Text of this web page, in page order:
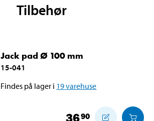
Tilbehør
Jack pad Ø 100 mm
15-041
Findes på lager i 19varehuse
3690